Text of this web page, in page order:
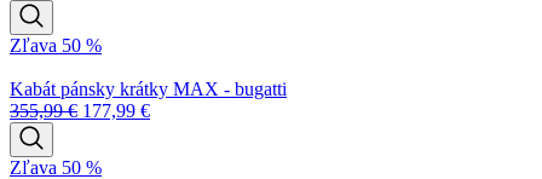
Zľava 50 %
Kabát pánsky krátky MAX - bugatti
355,99€ 177,99 €
Zľava 50 %